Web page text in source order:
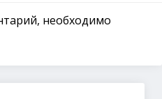
необходимо